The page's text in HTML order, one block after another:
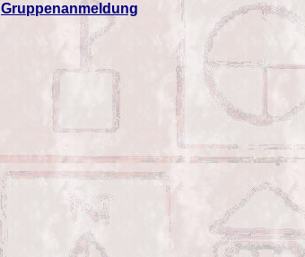
Gruppenanmeldung